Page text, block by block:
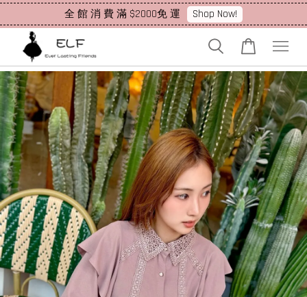
全 館 消 費 滿 $2000免 運 Shop Now!